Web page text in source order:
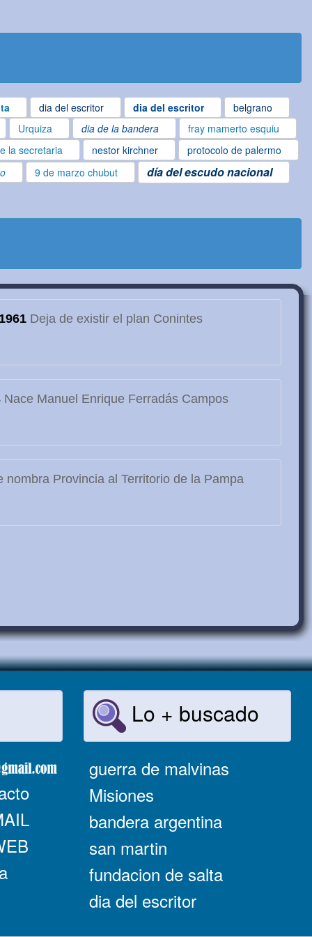
dia del escritor dia del escritor
belgrano
Urquiza dia de la bandera fray mamerto esquiu
la secretaria nestor kirchner
protocolo de palermo
9 de marzo chubut día del escudo nacional
1961Deja de existir el plan Conintes
Nace Manuel Enrique Ferradás Campos
nombra Provincia al Territorio de la Pampa
Lo + buscado
guerra de malvinas
Misiones
bandera argentina
san martin
fundacion de salta
dia del escritor